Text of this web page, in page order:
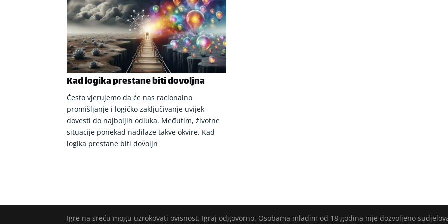
Kad logika prestane biti dovoljna
Često vjerujemo da će nas racionalno
promišljanje i logičko zaključivanje uvijek
dovesti do najboljih odluka. Međutim, životne
situacije ponekad nadilaze takve okvire. Kad
logika prestane biti dovoljn
Igre na sreću mogu uzrokovati ovisnost. Igraj odgovorno. Osobama mlađim od 18 godina nije dozvoljeno